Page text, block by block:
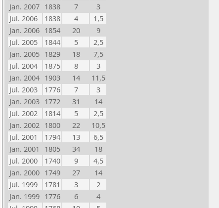
Jan. 2007 1838 7
3
Jul. 2006
1838 4
1,5
Jan. 2006 1854 20
9
Jul. 2005
1844 5
2,5
Jan. 2005 1829 18
7,5
Jul. 2004
1875 8
3
Jan. 2004 1903 14
11,5
Jul. 2003
1776 7
3
Jan. 2003 1772 31
14
Jul. 2002
1814 5
2,5
Jan. 2002 1800 22
10,5
Jul. 2001
1794 13
6,5
Jan. 2001
1805 34
18
Jul. 2000
1740 9
4,5
Jan. 2000 1749 27
14
Jul. 1999
1781 3
2
Jan. 1999 1776 6
4